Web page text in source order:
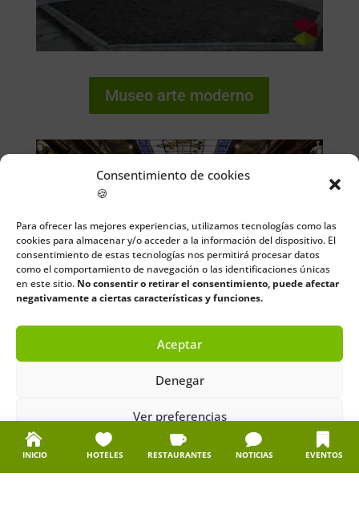
Consentimiento de cookies
🍪
Para ofrecer las mejores experiencias, utilizamos tecnologías como las
cookies para almacenar y/o acceder a la información del dispositivo. El
consentimiento de estas tecnologías nos permitirá procesar datos
como el comportamiento de navegación o las identificaciones únicas
en este sitio. No consentir o retirar el consentimiento, puede afectar
negativamente a ciertas características y funciones.
Aceptar
Denegar
Ver preferencias
Política de cookiesPolítica de privacidadAviso legal
INICIO HOTELES RESTAURANTES NOTICIAS EVENTOS
Museo arte moderno
Biblioteca Menéndez